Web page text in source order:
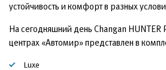
устойчивость и комфорт в разных
На сегодняшний день Changan HUNTER
центрах «Автомир» представлен в
Luxe